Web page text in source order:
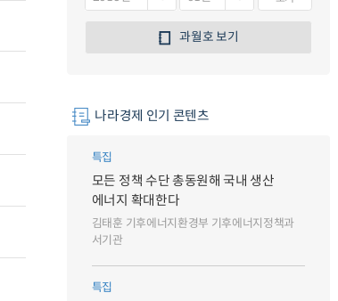
과월호 보기
나라경제 인기 콘텐츠
특집
모든 정책 수단 총동원해 국내 생산
에너지 확대한다
김태훈 기후에너지환경부 기후에너지정책과
서기관
특집